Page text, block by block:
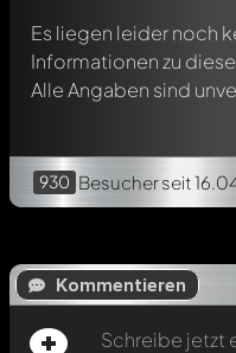
Es liegen leider noch
Informationen zu
Alle Angaben sind
930 Besucherseit
Kommentieren
Schreibe jetzt